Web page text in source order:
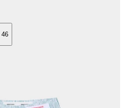
46